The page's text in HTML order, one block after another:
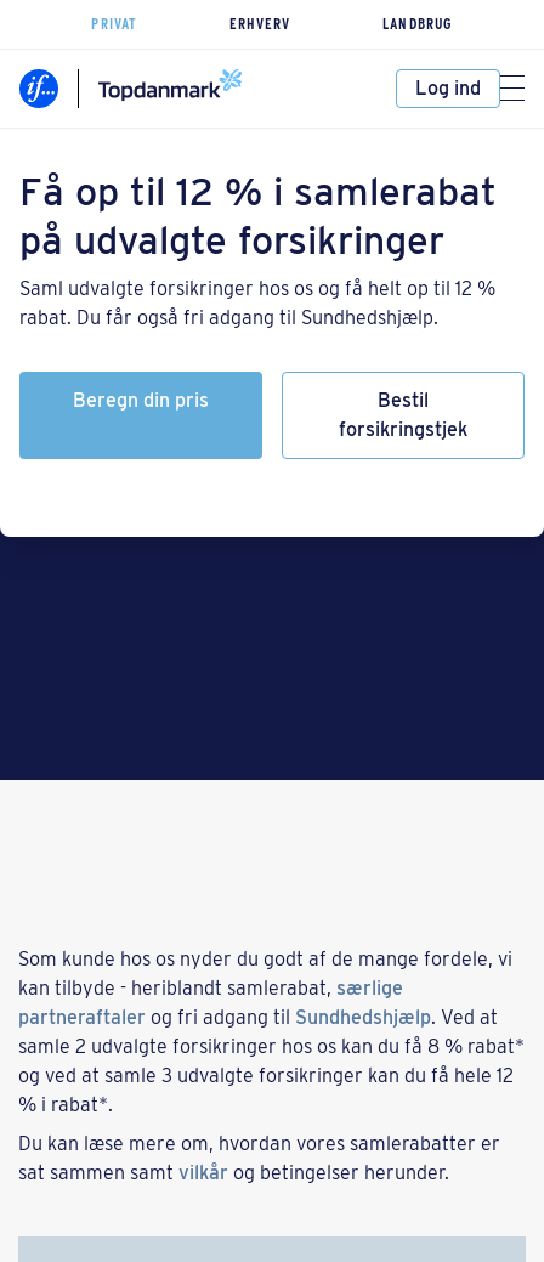
PRIVAT ERHVERV LANDBRUG
Log ind
Få op til 12 % i samlerabat
på udvalgte forsikringer
Saml udvalgte forsikringer hos os og få helt op til 12 %
rabat. Du får også fri adgang til Sundhedshjælp.
Beregn din pris
Bestil
forsikringstjek
Som kunde hos os nyder du godt af de mange fordele, vi
kan tilbyde - heriblandt samlerabat, særlige
partneraftaler og fri adgang til Sundhedshjælp. Ved at
samle 2 udvalgte forsikringer hos os kan du få 8 % rabat*
og ved at samle 3 udvalgte forsikringer kan du få hele 12
% i rabat*.
Du kan læse mere om, hvordan vores samlerabatter er
sat sammen samt vilkår og betingelser herunder.